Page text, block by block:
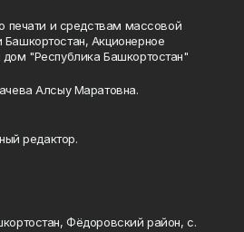
печати и средствам массовой
Акционерное
"Республика Башкортостан"
Алсыу Маратовна.
редактор.
Фёдоровский район, с.